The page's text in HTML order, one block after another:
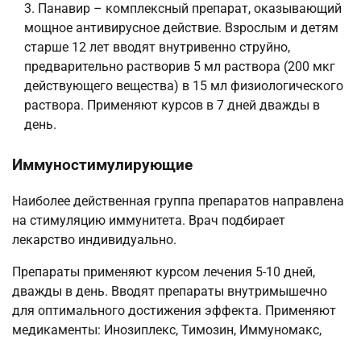
Панавир – комплексный препарат, оказывающий
мощное антивирусное действие. Взрослым и детям
старше 12 лет вводят внутривенно струйно,
предварительно растворив 5 мл раствора (200 мкг
действующего вещества) в 15 мл физиологического
раствора. Применяют курсов в 7 дней дважды в
день.
Иммуностимулирующие
Наиболее действенная группа препаратов направлена
на стимуляцию иммунитета. Врач подбирает
лекарство индивидуально.
Препараты применяют курсом лечения 5-10 дней,
дважды в день. Вводят препараты внутримышечно
для оптимального достижения эффекта. Применяют
медикаменты: Инозиплекс, Тимозин, Иммуномакс,